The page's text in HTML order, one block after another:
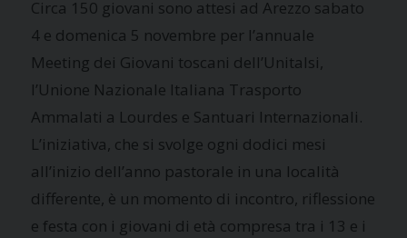
Circa 150 giovani sono attesi ad Arezzo sabato
4 e domenica 5 novembre per l’annuale
Meeting dei Giovani toscani dell’Unitalsi,
l’Unione Nazionale Italiana Trasporto
Ammalati a Lourdes e Santuari Internazionali.
L’iniziativa, che si svolge ogni dodici mesi
all’inizio dell’anno pastorale in una località
differente, è un momento di incontro, riflessione
e festa con i giovani di età compresa tra i 13 e i